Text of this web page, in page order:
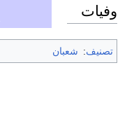
وفيات
تصنيف: شعبان